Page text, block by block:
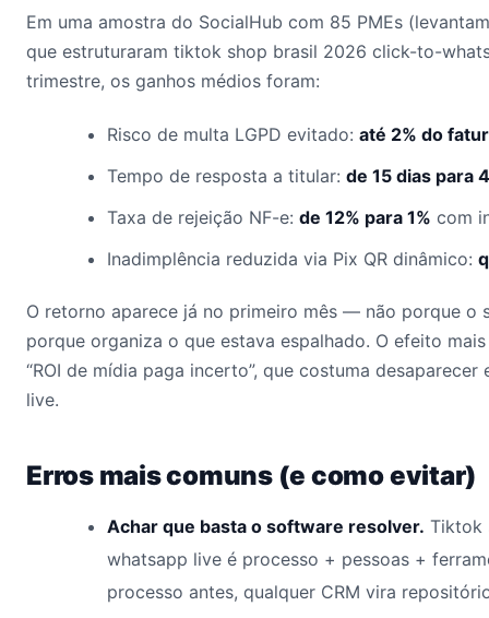
Em uma amostra do SocialHub com 85 PMEs
que estruturaram tiktok shop brasil 2026 click-to-
trimestre, os ganhos médios foram:
Risco de multa LGPD evitado: até 2% do
Tempo de resposta a titular: de 15 dias para
Taxa de rejeição NF-e: de 12% para 1% com
Inadimplência reduzida via Pix QR dinâmico:
O retorno aparece já no primeiro mês — não porque o
porque organiza o que estava espalhado. O efeito
“ROI de mídia paga incerto”, que costuma
live.
Erros mais comuns (e como evitar)
Achar que basta o software resolver. Tiktok
whatsapp live é processo + pessoas +
processo antes, qualquer CRM vira